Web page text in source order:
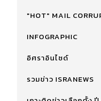
"HOT" MAIL
INFOGRAPHIC
อิศราอินไซด์
รวมข่าว ISRANEWS